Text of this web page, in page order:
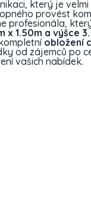
který je
provést
profesionála,
x 1.50m a výšce
obložení
od zájemců po
vašich nabídek.